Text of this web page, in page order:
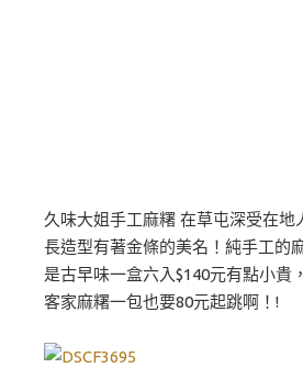
久味大姐手工麻糬 在草屯深受在地
長造型有著金條的美名！純手工的
是古早味一盒六入$140元有點小貴
客家麻糬一包也要80元起跳啊！!